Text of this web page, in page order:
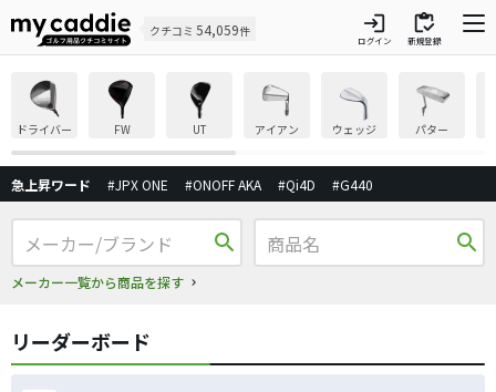
クチコミ 54,059件 login
ログイン
inventory
新規登録
ドライバー FW UT アイアン ウェッジ パター
急上昇ワード #JPX ONE #ONOFF AKA #Qi4D #G440
search
メーカー一覧から商品を探す
search
リーダーボード